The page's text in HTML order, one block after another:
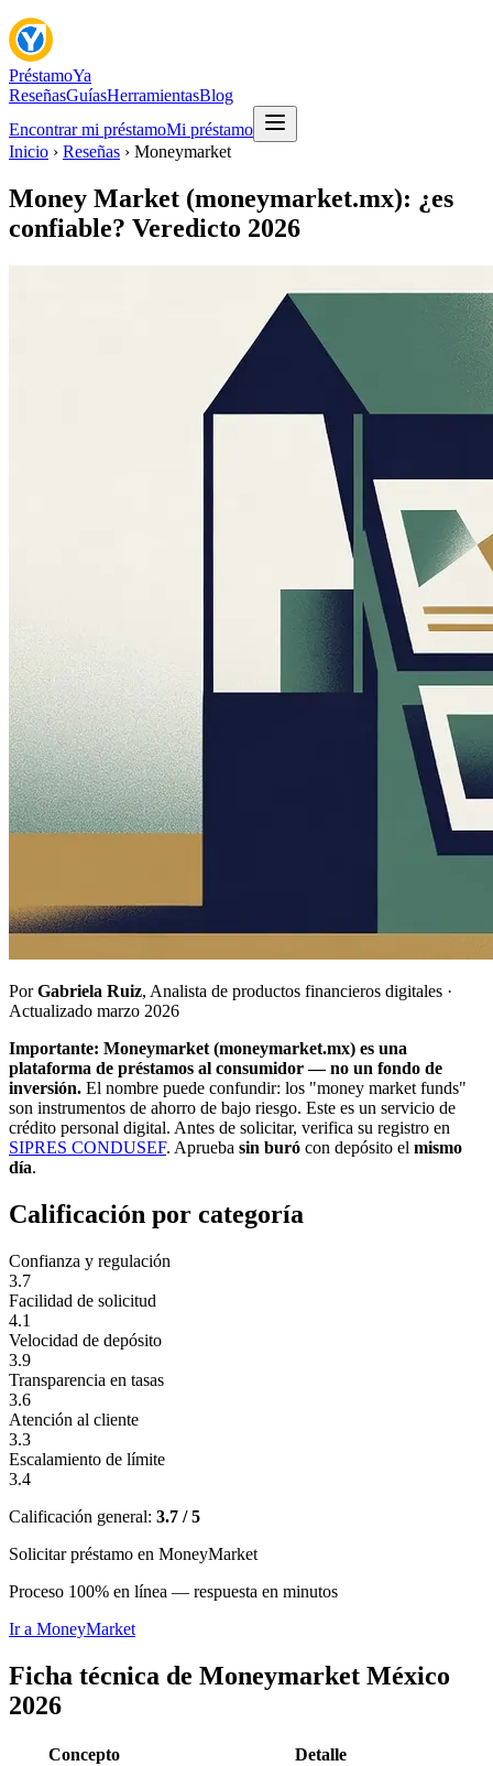
PréstamoYa
ReseñasGuíasHerramientasBlog
Encontrar mi préstamoMi préstamo
Inicio › Reseñas › Moneymarket
Money Market (moneymarket.mx): ¿es
confiable? Veredicto 2026
PorGabriela Ruiz, Analista de productos financieros digitales ·
Actualizado marzo 2026
Importante: Moneymarket (moneymarket.mx) es una
plataforma de préstamos al consumidor — no un fondo de
inversión. El nombre puede confundir: los "money market funds"
son instrumentos de ahorro de bajo riesgo. Este es un servicio de
crédito personal digital. Antes de solicitar, verifica su registro en
SIPRES CONDUSEF. Aprueba sin buró con depósito el mismo
día.
Calificación por categoría
Confianza y regulación
3.7
Facilidad de solicitud
4.1
Velocidad de depósito
3.9
Transparencia en tasas
3.6
Atención al cliente
3.3
Escalamiento de límite
3.4
Calificación general: 3.7 / 5
Solicitar préstamo en MoneyMarket
Proceso 100% en línea — respuesta en minutos
Ir a MoneyMarket
Ficha técnica de Moneymarket México
2026
Concepto
Detalle